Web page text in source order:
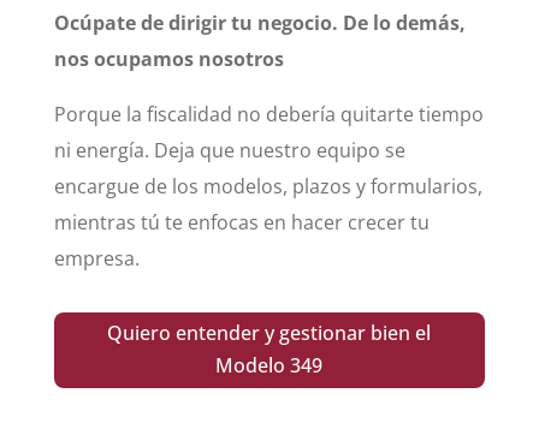
Ocúpate de dirigir tu negocio. De lo demás,
nos ocupamos nosotros
Porque la fiscalidad no debería quitarte tiempo
ni energía. Deja que nuestro equipo se
encargue de los modelos, plazos y formularios,
mientras tú te enfocas en hacer crecer tu
empresa.
Quiero entender y gestionar bien el
Modelo 349